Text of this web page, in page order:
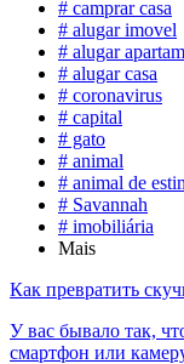
# camprar casa
# alugar imovel
# alugar
# alugar casa
# coronavirus
# capital
# gato
# animal
# animal de
# Savannah
# imobiliária
Mais
Как превратить
У вас бывало так,
смартфон или